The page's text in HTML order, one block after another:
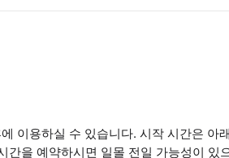
이용하실 수 있습니다. 시작 시간은 아
간을 예약하시면 일몰 전일 가능성이 있